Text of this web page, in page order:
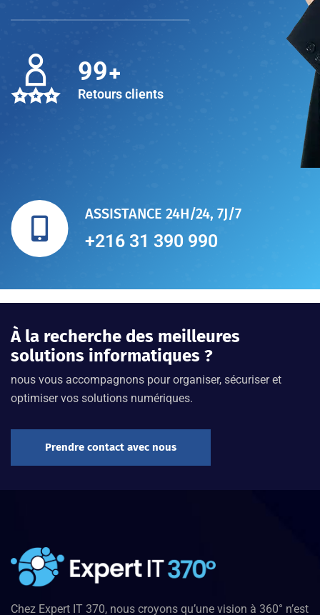
100
Retours clients
ASSISTANCE 24H/24, 7J/7
+216 31 390 990
À la recherche des meilleures
solutions informatiques ?
nous vous accompagnons pour organiser, sécuriser et
optimiser vos solutions numériques.
Prendre contact avec nous
Chez Expert IT 370, nous croyons qu’une vision à 360° n’est